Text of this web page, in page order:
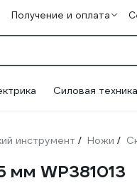
Получение и оплата
Силовая техника
инструмент / Ножи /
мм WP381013